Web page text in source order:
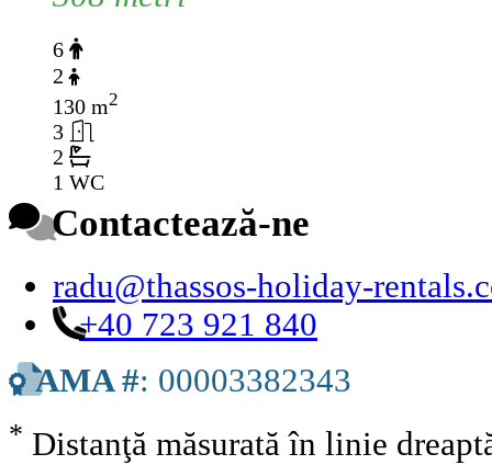
6
2
130 m2
3
2
1 WC
Contactează-ne
radu@thassos-holiday-
+40 723 921 840
AMA #: 00003382343
* Distanţă măsurată în linie